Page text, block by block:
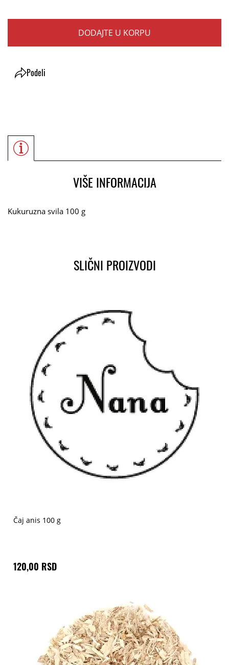
DODAJTE U KORPU
Podeli
VIŠE INFORMACIJA
Kukuruzna svila 100 g
SLIČNI PROIZVODI
Čaj anis 100 g
120,00 RSD